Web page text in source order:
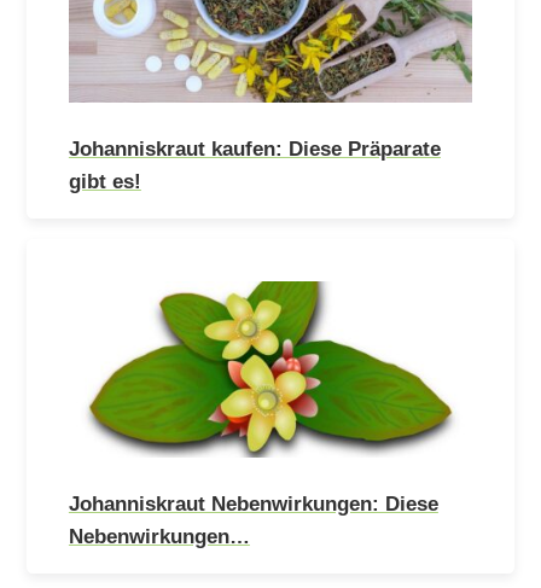
Johanniskraut kaufen: Diese Präparate
gibt es!
Johanniskraut Nebenwirkungen: Diese
Nebenwirkungen…